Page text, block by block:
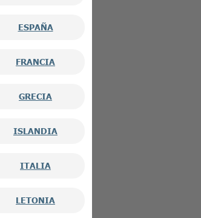
ESPAÑA
FRANCIA
GRECIA
ISLANDIA
ITALIA
LETONIA